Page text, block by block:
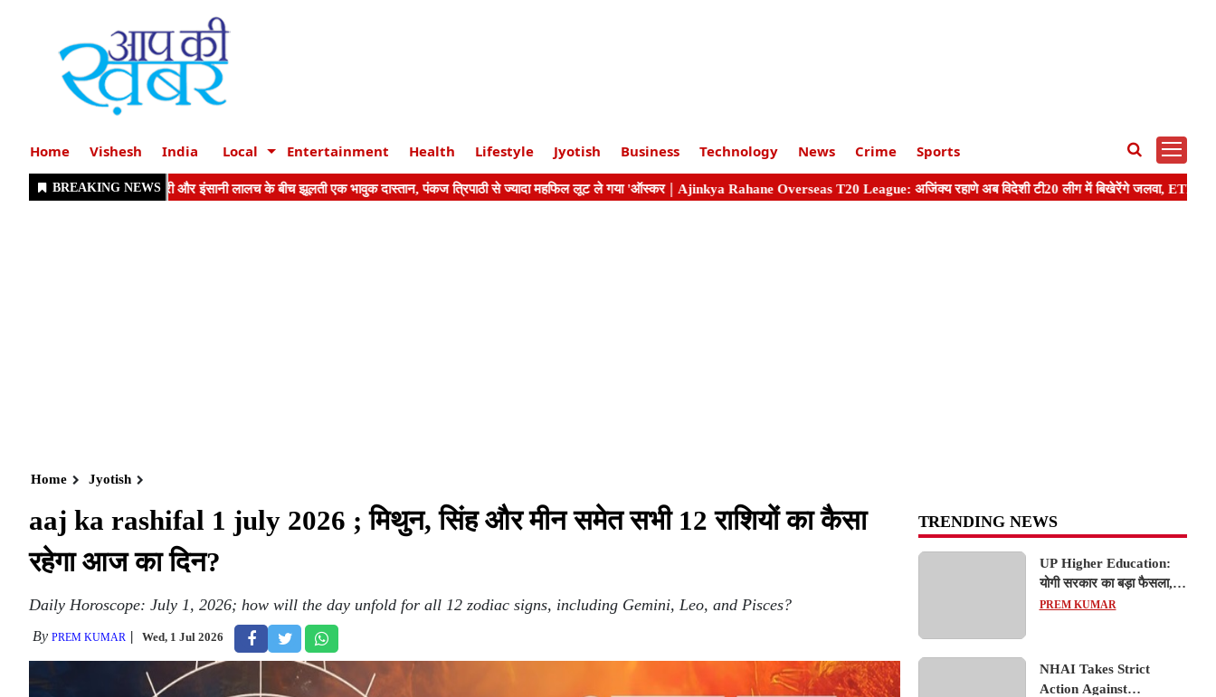
Home Vishesh India Local Entertainment Health Lifestyle Jyotish Business Technology News Crime Sports
Home Jyotish
aaj ka rashifal 1 july 2026 ; मिथुन, सिंह और मीन समेत सभी 12 राशियों का कैसा
रहेगा आज का दिन?
Daily Horoscope: July 1, 2026; how will the day unfold for all 12 zodiac signs, including Gemini, Leo, and Pisces?
By PREM KUMAR Wed, 1 Jul 2026
TRENDING NEWS
UP Higher Education:
योगी सरकार का बड़ा फैसला,
यूपी में 3 नए प्राइवेट
PREM KUMAR
NHAI Takes Strict
Action Against